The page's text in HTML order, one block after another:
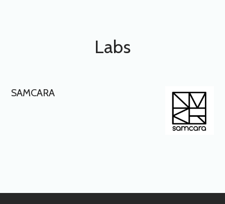
Labs
SAMCARA